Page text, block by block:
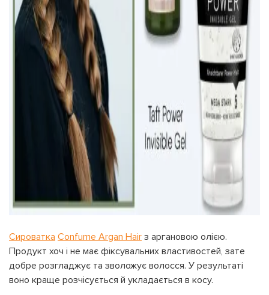
Сироватка Confume Argan Hair з аргановою олією.
Продукт хоч і не має фіксувальних властивостей, зате
добре розгладжує та зволожує волосся. У результаті
воно краще розчісується й укладається в косу.